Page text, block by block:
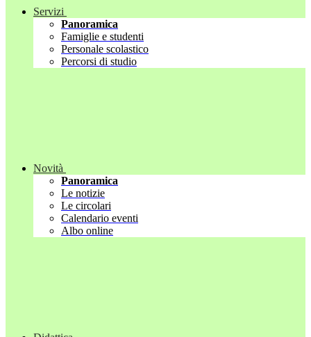
Servizi
Panoramica
Famiglie e studenti
Personale scolastico
Percorsi di studio
Novità
Panoramica
Le notizie
Le circolari
Calendario eventi
Albo online